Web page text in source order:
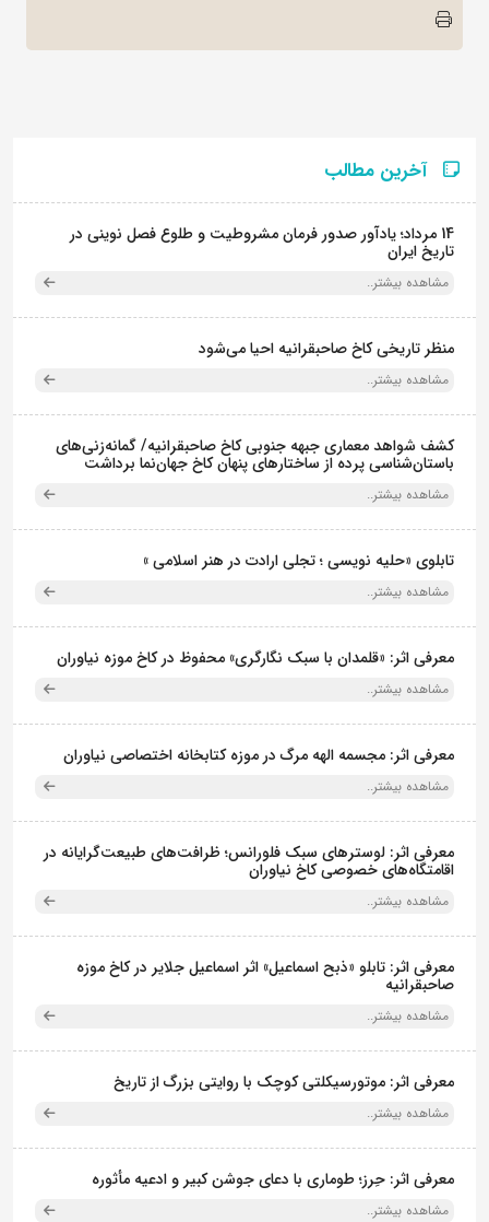
آخرین مطالب
14 مرداد؛ یادآور صدور فرمان مشروطیت و طلوع فصل نوینی در
تاریخ ایران
مشاهده بیشتر..
منظر تاریخی کاخ صاحبقرانیه احیا می‌شود
مشاهده بیشتر..
کشف شواهد معماری جبهه جنوبی کاخ صاحبقرانیه/ گمانه‌زنی‌های
باستان‌شناسی پرده از ساختارهای پنهان کاخ جهان‌نما برداشت
مشاهده بیشتر..
تابلوی «حلیه نویسی ؛ تجلی ارادت در هنر اسلامی »
مشاهده بیشتر..
معرفی اثر: «قلمدان با سبک نگارگری» محفوظ در کاخ موزه نیاوران
مشاهده بیشتر..
معرفی اثر: مجسمه الهه مرگ در موزه کتابخانه اختصاصی نیاوران
مشاهده بیشتر..
معرفی اثر: لوسترهای سبک فلورانس؛ ظرافت‌های طبیعت‌گرایانه در
اقامتگاه‌های خصوصی کاخ نیاوران
مشاهده بیشتر..
معرفی اثر: تابلو «ذبح اسماعیل» اثر اسماعیل جلایر در کاخ موزه
صاحبقرانیه
مشاهده بیشتر..
معرفی اثر: موتورسیکلتی کوچک با روایتی بزرگ از تاریخ
مشاهده بیشتر..
معرفی اثر: حِرز؛ طوماری با دعای جوشن کبیر و ادعیه مأثوره
مشاهده بیشتر..